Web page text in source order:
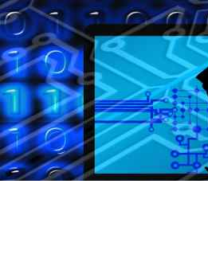
Panneau de gestion des cookies